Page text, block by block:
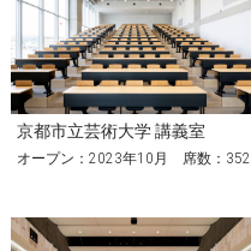
京都市立芸術大学 講義室
オープン：2023年10月 席数：352